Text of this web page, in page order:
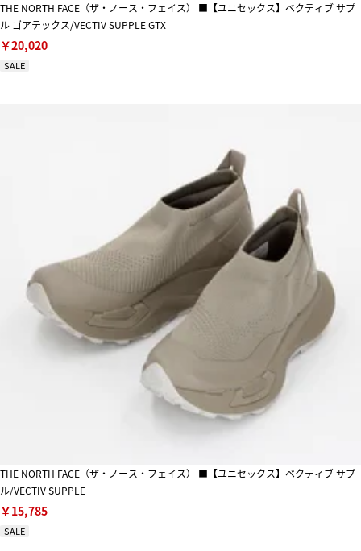
THE NORTH FACE（ザ・ノース・フェイス） ■【ユニセックス】ベクティブ サプ
ル ゴアテックス/VECTIV SUPPLE GTX
￥20,020
SALE
THE NORTH FACE（ザ・ノース・フェイス） ■【ユニセックス】ベクティブ サプ
ル/VECTIV SUPPLE
￥15,785
SALE